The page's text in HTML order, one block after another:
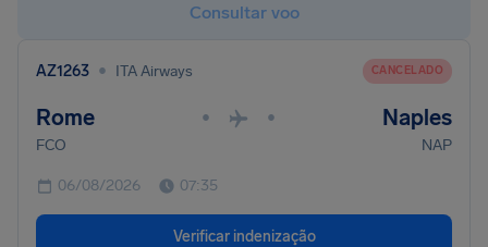
Consultar voo
AZ1263 • ITA Airways CANCELADO
Rome • • Naples
FCO NAP
06/08/2026 07:35
Verificar indenização